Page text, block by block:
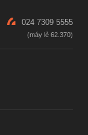
024 7309 5555